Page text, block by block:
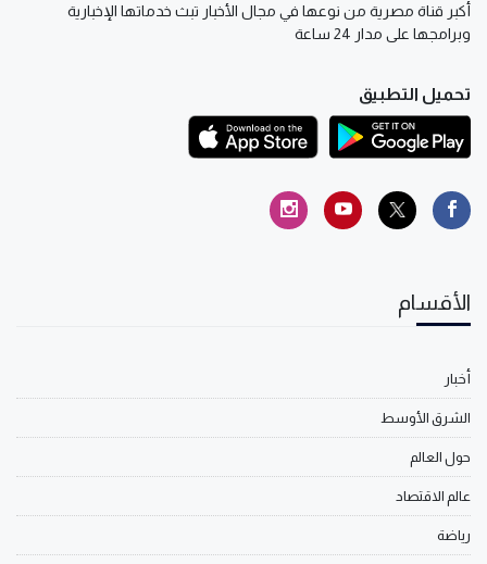
أكبر قناة مصرية من نوعها في مجال الأخبار تبث خدماتها الإخبارية
وبرامجها على مدار 24 ساعة
تحميل التطبيق
الأقسام
أخبار
الشرق الأوسط
حول العالم
عالم الاقتصاد
رياضة